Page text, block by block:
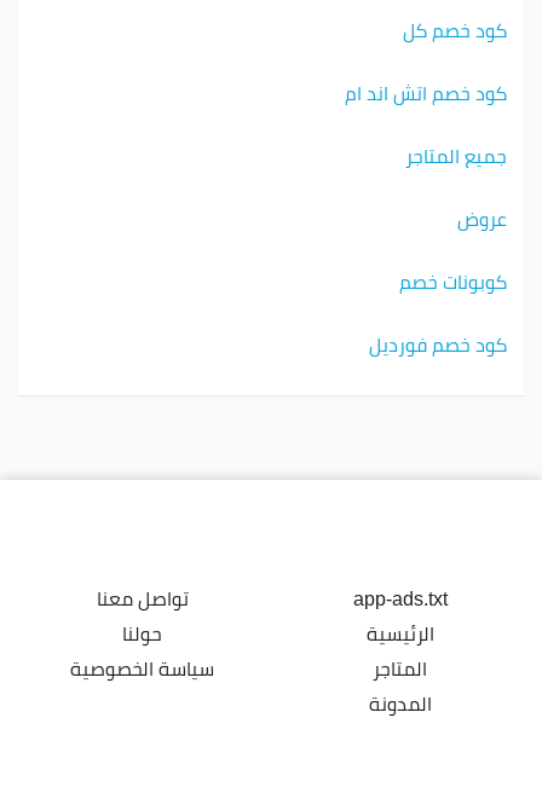
كود خصم كل
كود خصم اتش اند ام
جميع المتاجر
عروض
كوبونات خصم
كود خصم فورديل
app-ads.txt
الرئيسية
المتاجر
المدونة
تواصل معنا
حولنا
سياسة الخصوصية